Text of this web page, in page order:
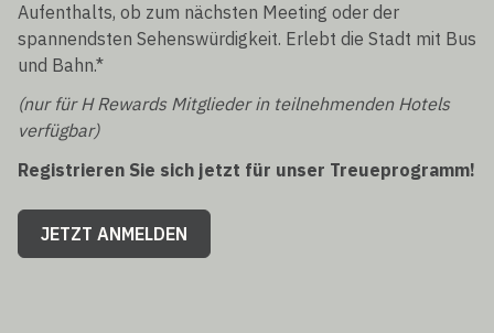
Aufenthalts, ob zum nächsten Meeting oder der
spannendsten Sehenswürdigkeit. Erlebt die Stadt mit Bus
und Bahn.*
(nur für H Rewards Mitglieder in teilnehmenden Hotels
verfügbar)
Registrieren Sie sich jetzt für unser Treueprogramm!
JETZT ANMELDEN